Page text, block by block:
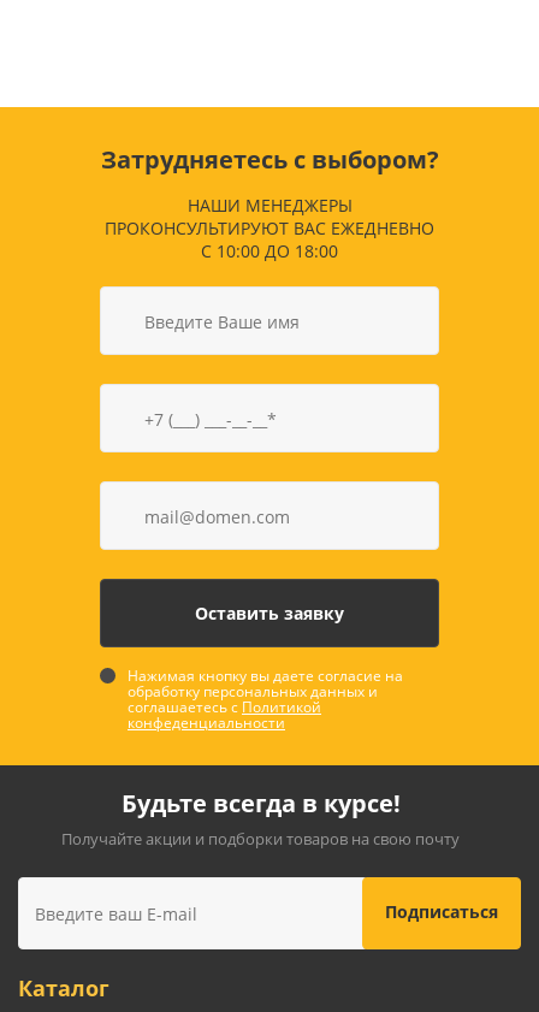
Затрудняетесь с выбором?
НАШИ МЕНЕДЖЕРЫ
ПРОКОНСУЛЬТИРУЮТ ВАС ЕЖЕДНЕВНО
С 10:00 ДО 18:00
Нажимая кнопку вы даете согласие на
обработку персональных данных и
соглашаетесь с Политикой
конфеденциальности
Будьте всегда в курсе!
Получайте акции и подборки товаров на свою почту
Каталог